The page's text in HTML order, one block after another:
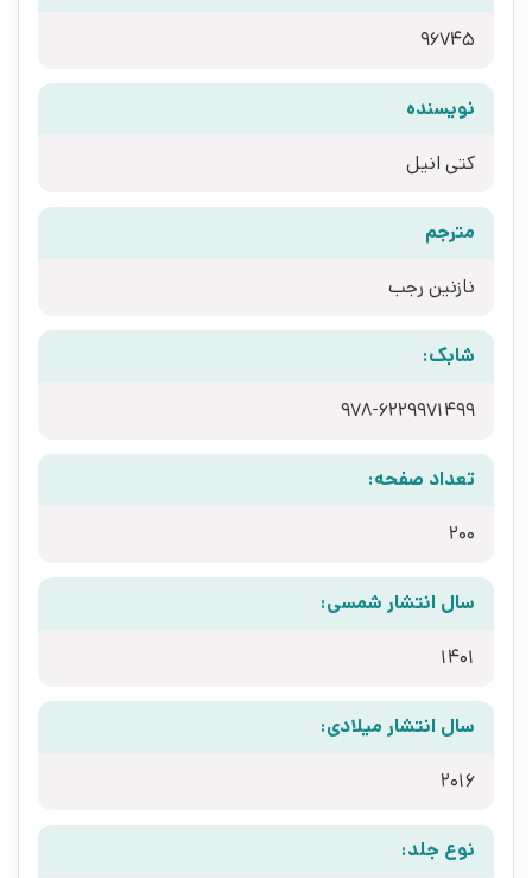
96745
نویسنده
کتی انیل
مترجم
نازنین رجب
شابک:
978-6229971499
تعداد صفحه:
200
سال انتشار شمسی:
1401
سال انتشار میلادی:
2016
نوع جلد: